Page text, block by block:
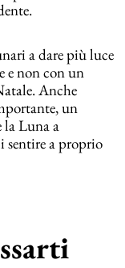
a dare più luce
e non con un
Anche
un
la Luna a
sentire a proprio